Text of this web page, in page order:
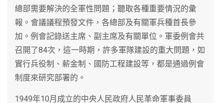
總部需要解決的全軍性問題；聽取各種重要情況的彙
報。會議議程預發文件，各總部及有關軍兵種首長參
加。例會記錄送主席、副主席及有關單位。軍委例會共
召開了84次，這一時期，許多軍隊建設的重大問題，如
實行兵役制、薪金制、國防工程建設等，都是通過例會
制度來研究部署的。
1949年10月成立的中央人民政府人民革命軍事委員